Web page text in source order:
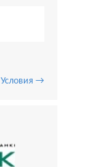
Условия →